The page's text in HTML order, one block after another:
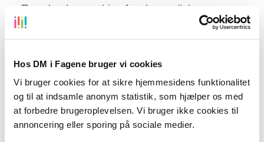
Hos DM i Fagene bruger vi cookies
Vi bruger cookies for at sikre hjemmesidens funktionalitet
og til at indsamle anonym statistik, som hjælper os med
at forbedre brugeroplevelsen. Vi bruger ikke cookies til
annoncering eller sporing på sociale medier.
Download everything for the english
preliminary round of 2021/22.
Focus areas
You can communicate about cultural
meetings.
You can find and present travel information.